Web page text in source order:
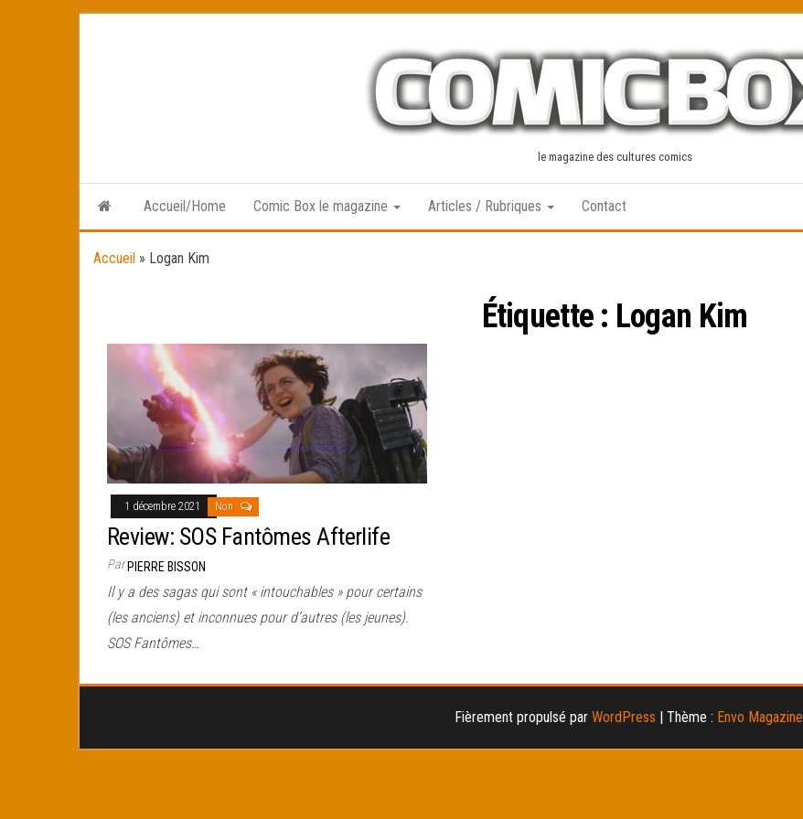
le magazine des cultures comics
Accueil/Home Comic Box le magazine Articles / Rubriques Contact
Accueil » Logan Kim
Étiquette : Logan Kim
1 décembre 2021 Non
Review: SOS Fantômes Afterlife
ParPIERRE BISSON
Il y a des sagas qui sont « intouchables » pour certains
(les anciens) et inconnues pour d’autres (les jeunes).
SOS Fantômes…
Fièrement propulsé par WordPress | Thème : Envo Magazine